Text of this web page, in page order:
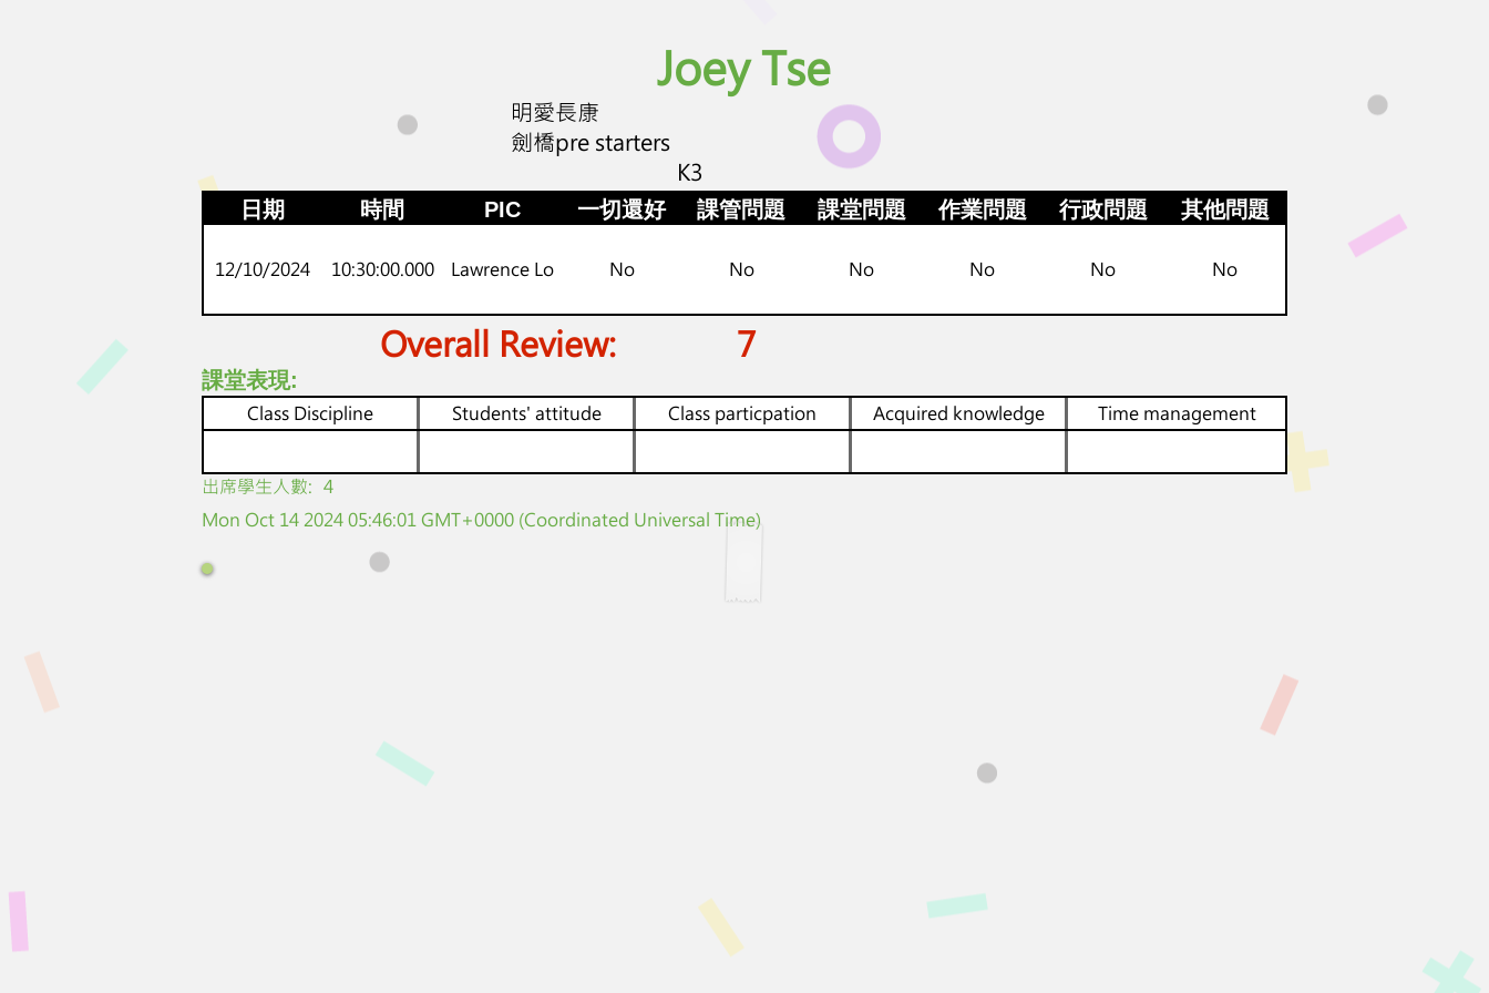
Joey Tse
明愛長康
劍橋pre starters
K3
日期 時間 PIC 一切還好 課管問題 課堂問題 作業問題 行政問題 其他問題
12/10/2024 10:30:00.000 Lawrence Lo No No No No No No
7
Overall Review:
課堂表現:
Class Discipline Students' attitude Class particpation Acquired knowledge Time management
​出席學生人數: 4
Mon Oct 14 2024 05:46:01 GMT+0000 (Coordinated Universal Time)